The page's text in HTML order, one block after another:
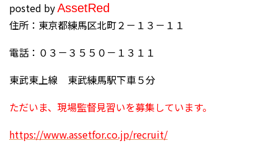
posted byAssetRed
住所：東京都練馬区北町２－１３－１１
電話：０３－３５５０－１３１１
東武東上線 東武練馬駅下車５分
ただいま、現場監督見習いを募集しています。
https://www.assetfor.co.jp/recruit/